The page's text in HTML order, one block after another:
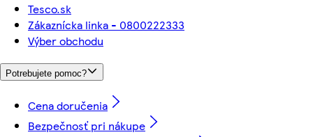
Tesco.sk
Zákaznícka linka - 0800222333
Výber obchodu
Potrebujete pomoc?
Cena doručenia
Bezpečnosť pri nákupe